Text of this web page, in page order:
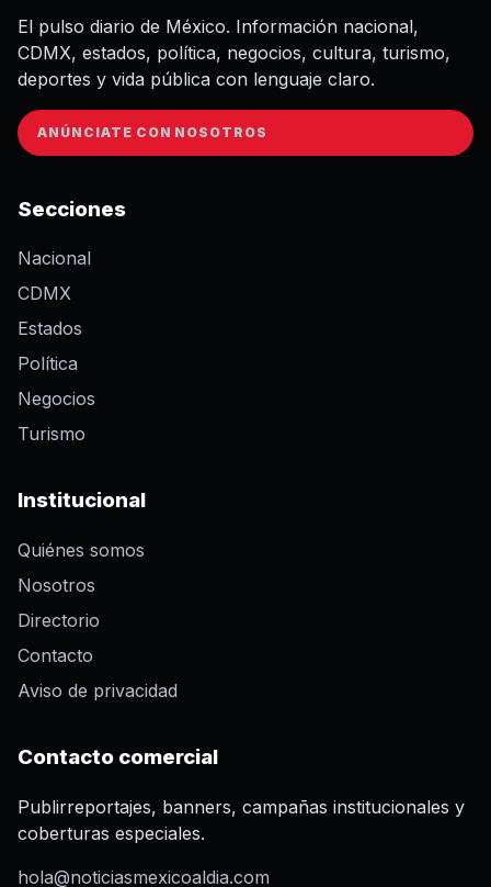
El pulso diario de México. Información nacional,
CDMX, estados, política, negocios, cultura, turismo,
deportes y vida pública con lenguaje claro.
ANÚNCIATE CON NOSOTROS
Secciones
Nacional
CDMX
Estados
Política
Negocios
Turismo
Institucional
Quiénes somos
Nosotros
Directorio
Contacto
Aviso de privacidad
Contacto comercial
Publirreportajes, banners, campañas institucionales y
coberturas especiales.
hola@noticiasmexicoaldia.com